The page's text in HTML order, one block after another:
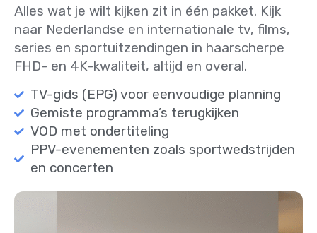
Alles wat je wilt kijken zit in één pakket. Kijk
naar Nederlandse en internationale tv, films,
series en sportuitzendingen in haarscherpe
FHD- en 4K-kwaliteit, altijd en overal.
TV-gids (EPG) voor eenvoudige planning
Gemiste programma’s terugkijken
VOD met ondertiteling
PPV-evenementen zoals sportwedstrijden
en concerten